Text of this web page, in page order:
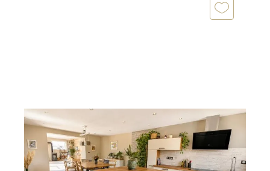
BELLERIVE SUR ALLIER 03
171,70 m2, 6 pièces
Ref : 1741